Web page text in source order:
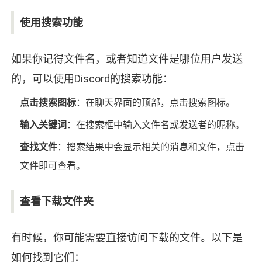
使用搜索功能
如果你记得文件名，或者知道文件是哪位用户发送
的，可以使用Discord的搜索功能：
点击搜索图标：在聊天界面的顶部，点击搜索图标。
输入关键词 ：在搜索框中输入文件名或发送者的昵称。
查找文件：搜索结果中会显示相关的消息和文件，点击
文件即可查看。
查看下载文件夹
有时候，你可能需要直接访问下载的文件。以下是
如何找到它们：